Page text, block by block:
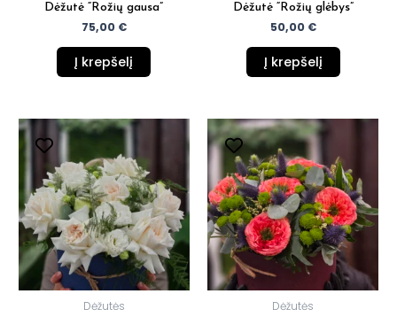
Dėžutė “Rožių gausa”
75,00 €
Į krepšelį
Dėžutė “Rožių glėbys”
50,00 €
Į krepšelį
Dėžutės Dėžutės